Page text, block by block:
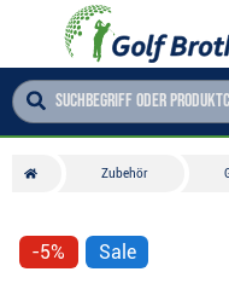
Zubehör
-5% Sale